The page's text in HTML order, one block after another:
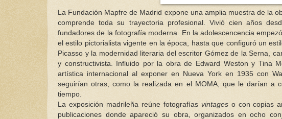
La Fundación Mapfre de Madrid expone una amplia muestra de la
comprende toda su trayectoria profesional. Vivió cien años
fundadores de la fotografía moderna. En la adolescencencia
el estilo pictorialista vigente en la época, hasta que configuró un
Picasso y la modernidad literaria del escritor Gómez de la Serna,
y constructivista. Influido por la obra de Edward Weston y Tina
artística internacional al exponer en Nueva York en 1935 con
seguirían otras, como la realizada en el MOMA, que le darían a
tiempo.
La exposición madrileña reúne fotografías vintageso con copias
publicaciones donde apareció su obra, organizados en ocho